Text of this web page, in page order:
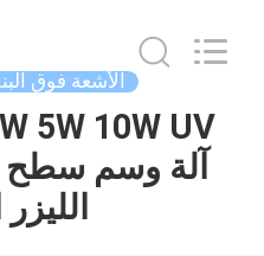
مسكن
Technology
Reserved.
الأشعة فوق
آلة وسم سطح